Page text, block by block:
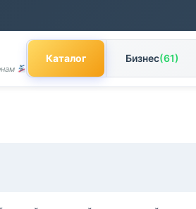
Каталог Бизнес(61)